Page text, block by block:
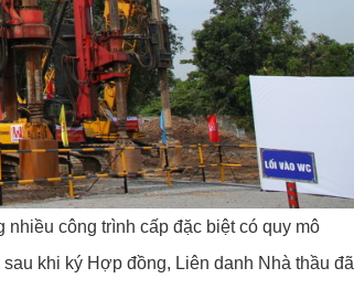
công trình cấp đặc biệt có quy mô
khi ký Hợp đồng, Liên danh Nhà thầu đã